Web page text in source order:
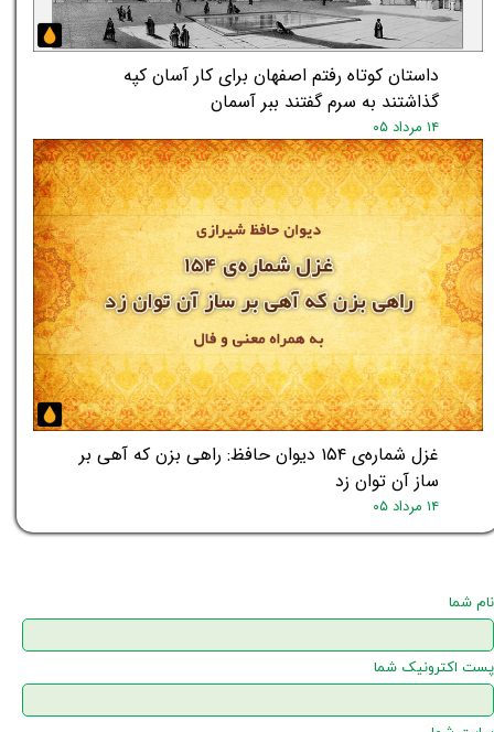
داستان کوتاه رفتم اصفهان برای کار آسان کپه
گذاشتند به سرم گفتند ببر آسمان
۱۴ مرداد ۰۵
غزل شماره‌ی ۱۵۴ دیوان حافظ: راهی بزن که آهی بر
ساز آن توان زد
۱۴ مرداد ۰۵
نام شما
پست اکترونیک شما